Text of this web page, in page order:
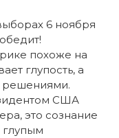
6 ноября
похоже на
глупость, а
решениями.
США
это сознание
глупым